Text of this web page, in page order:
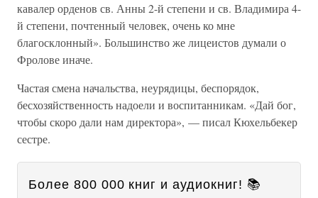
кавалер орденов св. Анны 2-й степени и св. Владимира 4-
й степени, почтенный человек, очень ко мне
благосклонный». Большинство же лицеистов думали о
Фролове иначе.
Частая смена начальства, неурядицы, беспорядок,
бесхозяйственность надоели и воспитанникам. «Дай бог,
чтобы скоро дали нам директора», — писал Кюхельбекер
сестре.
Более 800 000 книг и аудиокниг! 📚